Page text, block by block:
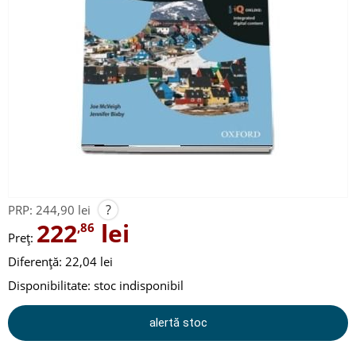
PRP: 244,90 lei ?
Preț: 222,86 lei
Diferență: 22,04 lei
Disponibilitate: stoc indisponibil
alertă stoc